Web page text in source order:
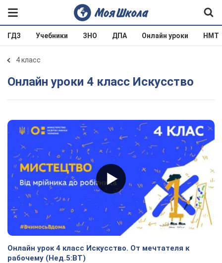
ГДЗ Учебники ЗНО ДПА Онлайн уроки НМТ
4 класс
Онлайн уроки 4 класс Искусство
Онлайн урок 4 класс Искусство. От мечтателя к
рабочему (Нед.5:ВТ)